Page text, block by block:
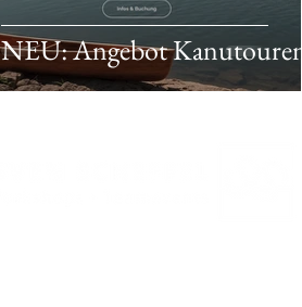
NEU: Angebot Kanutouren